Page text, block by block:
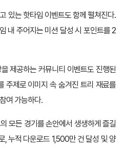
있는 핫타임 이벤트도 함께 펼쳐진다.
내 주어지는 미션 달성 시 포인트를 2
제공하는 커뮤니티 이벤트도 진행된
주제로 이미지 속 숨겨진 트리 재료를
여 가능하다.
모든 경기를 손안에서 생생하게 즐길
, 누적 다운로드 1,500만 건 달성 및 양